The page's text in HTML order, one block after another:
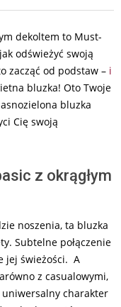
dekoltem to Must-
odświeżyć swoją
zacząć od podstaw – i
bluzka! Oto Twoje
bluzka
Cię swoją
z okrągłym
noszenia, ta bluzka
Subtelne połączenie
jej świeżości. A
z casualowymi,
charakter